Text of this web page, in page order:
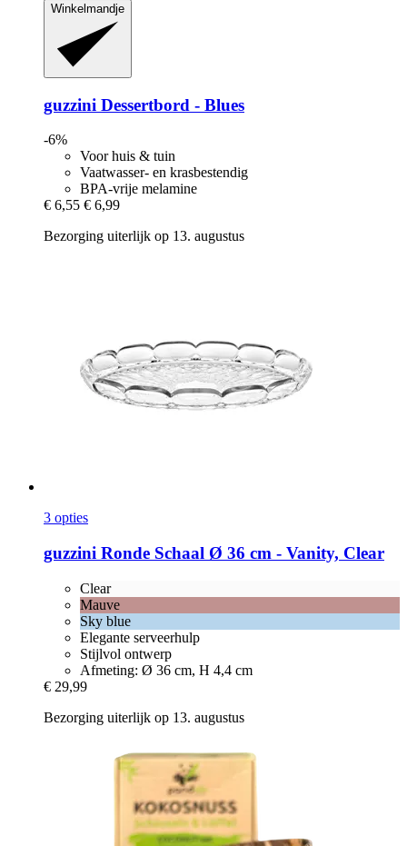
Winkelmandje
guzzini Dessertbord -​ Blues
-6%
Voor huis & tuin
Vaatwasser- en krasbestendig
BPA-vrije melamine
€ 6,55 € 6,99
Bezorging uiterlijk op 13. augustus
3 opties
guzzini Ronde Schaal Ø 36 cm -​ Vanity, Clear
Clear
Mauve
Sky blue
Elegante serveerhulp
Stijlvol ontwerp
Afmeting: Ø 36 cm, H 4,4 cm
€ 29,99
Bezorging uiterlijk op 13. augustus